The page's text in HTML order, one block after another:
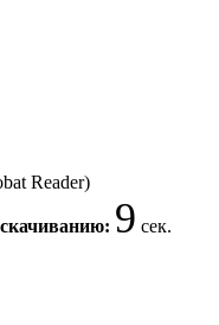
Reader)
9 сек.